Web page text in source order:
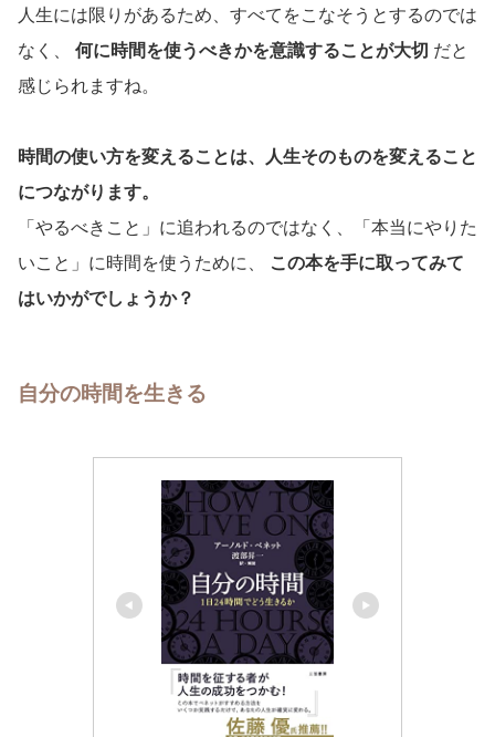
人生には限りがあるため、すべてをこなそうとするのでは
なく、 何に時間を使うべきかを意識することが大切 だと
感じられますね。
時間の使い方を変えることは、人生そのものを変えること
につながります。
「やるべきこと」に追われるのではなく、「本当にやりた
いこと」に時間を使うために、
この本を手に取ってみて
はいかがでしょうか？
自分の時間を生きる